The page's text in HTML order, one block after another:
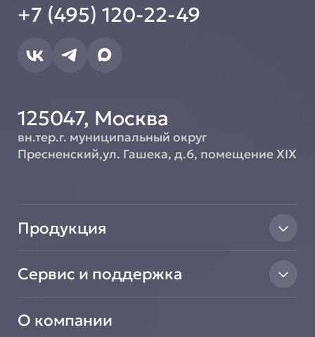
+7 (495) 120-22-49
125047, Москва
вн.тер.г. муниципальный округ
Пресненский,ул. Гашека, д.6, помещение XIX
Продукция
Линии раздачи
Вентиляционное оборудование
Транспортировочные решения
Сервис и поддержка
Сообщить о неисправности оборудования
О компании